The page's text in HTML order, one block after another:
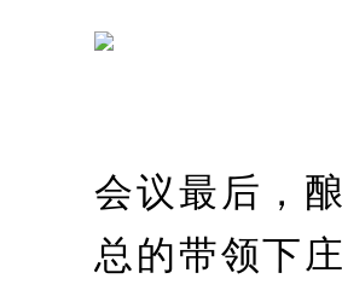
会议最后，
总的带领下